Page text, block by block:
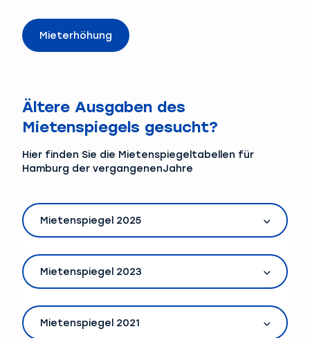
Mieterhöhung
Ältere Ausgaben des
Mietenspiegels gesucht?
Hier finden Sie die Mietenspiegeltabellen für
Hamburg der vergangenenJahre
Mietenspiegel 2025
Mietenspiegel 2023
Mietenspiegel 2021